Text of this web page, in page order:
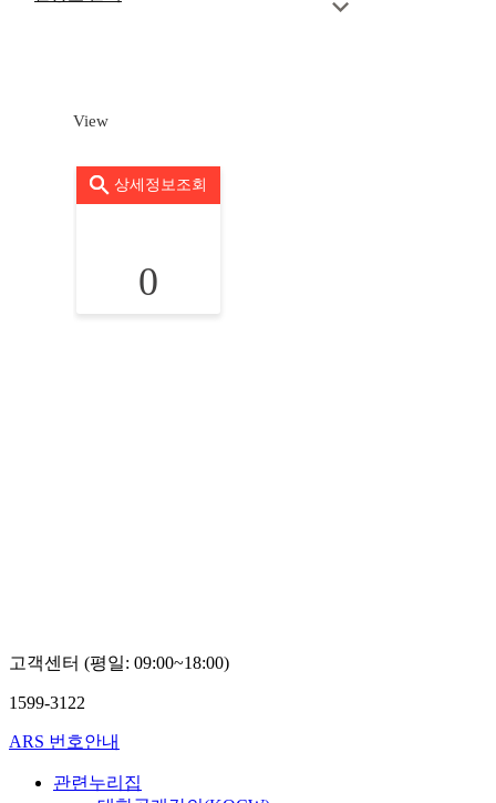
View
상세정보조회
0
고객센터 (평일: 09:00~18:00)
1599-3122
ARS 번호안내
관련누리집